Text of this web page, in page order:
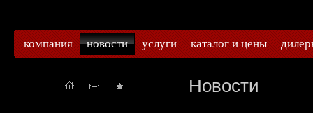
компания новости услуги каталог и цены
Новости